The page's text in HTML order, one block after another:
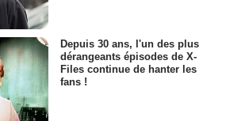
Depuis 30 ans, l'un des plus
dérangeants épisodes de X-
Files continue de hanter les
fans !